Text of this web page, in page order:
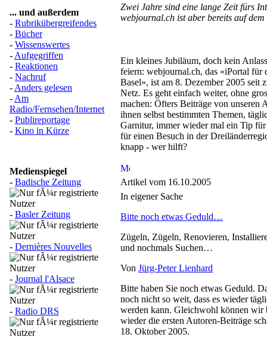
... und außerdem
- Rubrikübergreifendes
- Bücher
- Wissenswertes
- Aufgegriffen
- Reaktionen
- Nachruf
- Anders gelesen
- Am
Radio/Fernsehen/Internet
- Publireportage
- Kino in Kürze
Medienspiegel
- Badische Zeitung
- Basler Zeitung
- Dernières Nouvelles
- Journal l'Alsace
- Radio DRS
Zwei Jahre sind eine lange Zeit fürs
webjournal.ch ist aber bereits auf
Ein kleines Jubiläum, doch kein
feiern: webjournal.ch, das «iPortal für
Basel», ist am 8. Dezember 2005 seit
Netz. Es geht einfach weiter, ohne
machen: Öfters Beiträge von unseren
ihnen selbst bestimmten Themen,
Garnitur, immer wieder mal ein Tip
für einen Besuch in der
knapp - wer hilft?
Artikel vom 16.10.2005
In eigener Sache
Bitte noch etwas Geduld…
Zügeln, Zügeln, Renovieren,
und nochmals Suchen…
Von Jürg-Peter Lienhard
Bitte haben Sie noch etwas Geduld.
noch nicht so weit, dass es wieder
werden kann. Gleichwohl können wir
wieder die ersten Autoren-Beiträge
18. Oktober 2005.